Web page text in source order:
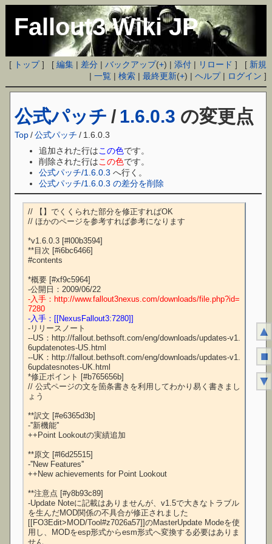
Fallout3 Wiki JP
[ トップ] [編集 | 差分 |バックアップ(+) |添付 | リロード ] [ 新規
|一覧 |検索 |最終更新(+) |ヘルプ| ログイン ]
公式パッチ / 1.6.0.3 の変更点
Top /公式パッチ / 1.6.0.3
追加された行はこの色です。
削除された行はこの色です。
公式パッチ/1.6.0.3 へ行く。
公式パッチ/1.6.0.3 の差分を削除
// 【】でくくられた部分を修正すればOK
// ほかのページを参考すれば参考になります
*v1.6.0.3 [#l00b3594]
**目次 [#i6bc6466]
#contents
*概要 [#xf9c5964]
-公開日：2009/06/22
-入手：http://www.fallout3nexus.com/downloads/file.php?id=
7280
-入手：[[NexusFallout3:7280]]
-リリースノート
--US：http://fallout.bethsoft.com/eng/downloads/updates-v1.
6updatenotes-US.html
--UK：http://fallout.bethsoft.com/eng/downloads/updates-v1.
6updatesnotes-UK.html
*修正ポイント [#b765656b]
// 公式ページの文を箇条書きを利用してわかり易く書きまし
ょう
**訳文 [#e6365d3b]
-''新機能''
++Point Lookoutの実績追加
**原文 [#l6d25515]
-''New Features''
++New achievements for Point Lookout
**注意点 [#y8b93c89]
-Update Noteに記載はありませんが、v1.5で大きなトラブル
を生んだMOD関係の不具合が修正されました
[[FO3Edit>MOD/Tool#z7026a57]]のMasterUpdate Modeを使
用し、MODをesp形式からesm形式へ変換する必要はありま
▲
■
▼